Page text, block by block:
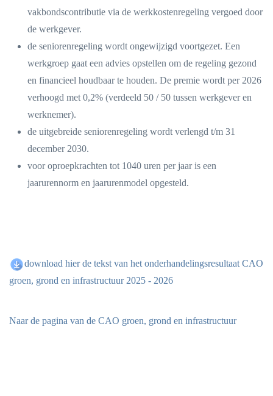
vakbondscontributie via de werkkostenregeling vergoed door
de werkgever.
de seniorenregeling wordt ongewijzigd voortgezet. Een
werkgroep gaat een advies opstellen om de regeling gezond
en financieel houdbaar te houden. De premie wordt per 2026
verhoogd met 0,2% (verdeeld 50 / 50 tussen werkgever en
werknemer).
de uitgebreide seniorenregeling wordt verlengd t/m 31
december 2030.
voor oproepkrachten tot 1040 uren per jaar is een
jaarurennorm en jaarurenmodel opgesteld.
download hier de tekst van het onderhandelingsresultaat CAO
groen, grond en infrastructuur 2025 - 2026
Naar de pagina van de CAO groen, grond en infrastructuur